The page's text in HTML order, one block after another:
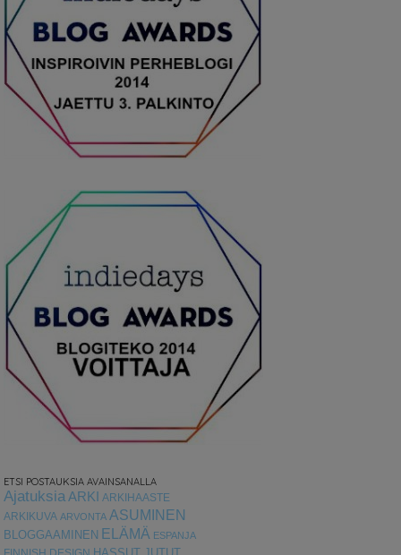
ETSI POSTAUKSIA AVAINSANALLA
AjatuksiaARKI ARKIHAASTE
ARKIKUVA ARVONTA ASUMINEN
BLOGGAAMINEN ELÄMÄ ESPANJA